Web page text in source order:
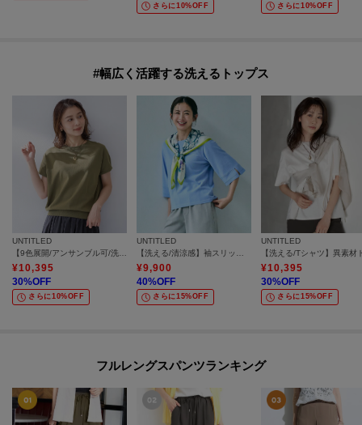
さらに10%OFF さらに10%OFF
#幅広く活躍する洗えるトップス
UNTITLED
【9色展開/アンサンブル可/洗える】コットンベーシックニット
¥10,395
30%OFF
さらに10%OFF
UNTITLED
【洗える/清涼感】袖スリットニットプルオーバー
¥9,900
40%OFF
さらに15%OFF
UNTITLED
¥10,395
30%OFF
さらに15%OFF
フルレングスパンツランキング